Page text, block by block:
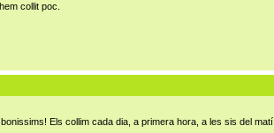
collit poc.
Els collim cada dia, a primera hora, a les sis del matí.